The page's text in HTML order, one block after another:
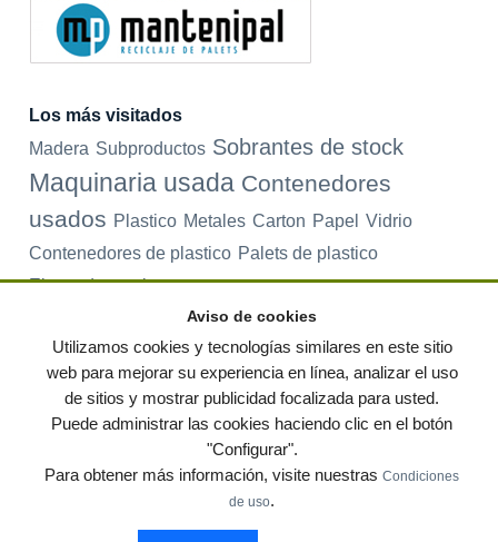
Los más visitados
Madera Subproductos Sobrantes de stock
Maquinaria usada Contenedores
usados Plastico Metales Carton Papel Vidrio
Contenedores de plastico Palets de plastico
Electrodomesticos
© residuos.com - Todos los derechos reservados-Política de privacidad|
Condiciones de uso|Contacto |Editores|Mapa web|Preguntas frecuentes
Publica tus anuncios gratis!
Notas de prensa
Aviso de cookies
Utilizamos cookies y tecnologías similares en este sitio
web para mejorar su experiencia en línea, analizar el uso
de sitios y mostrar publicidad focalizada para usted.
Puede administrar las cookies haciendo clic en el botón
"Configurar".
Para obtener más información, visite nuestras Condiciones
de uso.